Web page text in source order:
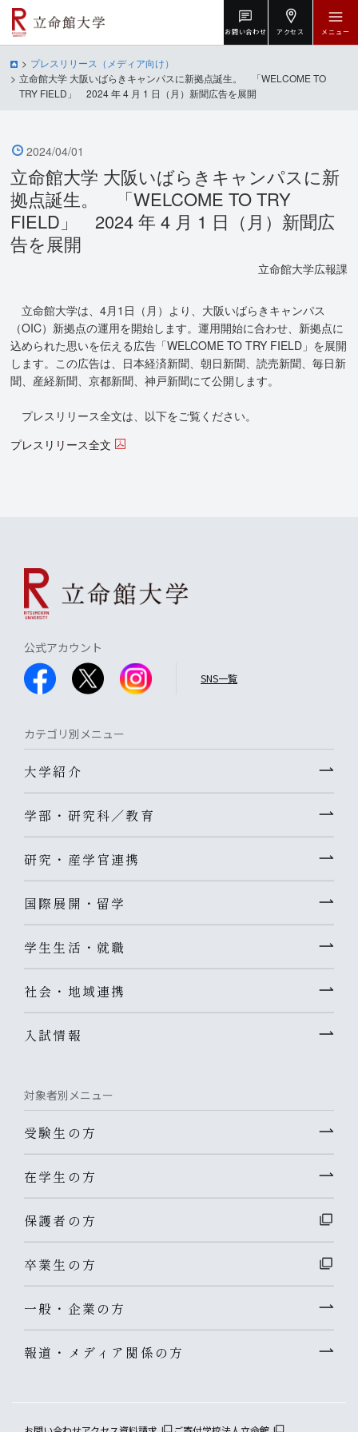
お問い合わせ アクセス メニュー
プレスリリース（メディア向け）
立命館大学 大阪いばらきキャンパスに新拠点誕生。 「WELCOME TO
TRY FIELD」 2024 年 4 月 1 日（月）新聞広告を展開
2024/04/01
立命館大学 大阪いばらきキャンパスに新
拠点誕生。 「WELCOME TO TRY
FIELD」 2024 年 4 月 1 日（月）新聞広
告を展開
立命館大学広報課
立命館大学は、4月1日（月）より、大阪いばらきキャンパス
（OIC）新拠点の運用を開始します。運用開始に合わせ、新拠点に
込められた思いを伝える広告「WELCOME TO TRY FIELD」を展開
します。この広告は、日本経済新聞、朝日新聞、読売新聞、毎日新
聞、産経新聞、京都新聞、神戸新聞にて公開します。
プレスリリース全文は、以下をご覧ください。
プレスリリース全文
公式アカウント
SNS一覧
カテゴリ別メニュー
大学紹介
学部・研究科／教育
研究・産学官連携
国際展開・留学
学生生活・就職
社会・地域連携
入試情報
対象者別メニュー
受験生の方
在学生の方
保護者の方
卒業生の方
一般・企業の方
報道・メディア関係の方